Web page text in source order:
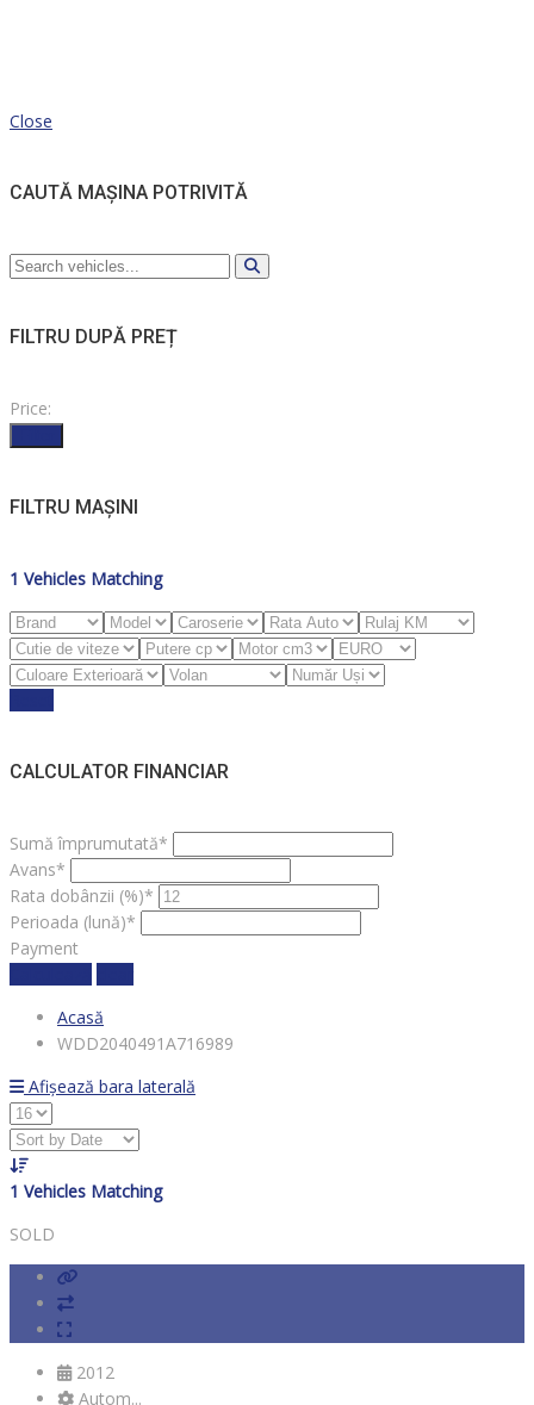
Close
CAUTĂ MAȘINA POTRIVITĂ
FILTRU DUPĂ PREȚ
Price:
FILTRU MAȘINI
1 Vehicles Matching
CALCULATOR FINANCIAR
Sumă împrumutată*
Avans*
Rata dobânzii (%)*
Perioada (lună)*
Payment
Acasă
WDD2040491A716989
Afișează bara laterală
1 Vehicles Matching
SOLD
2012
Autom...